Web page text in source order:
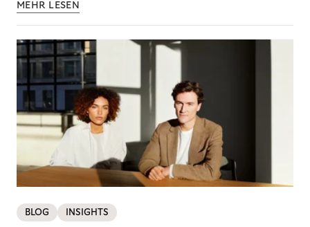
MEHR LESEN
BLOG INSIGHTS